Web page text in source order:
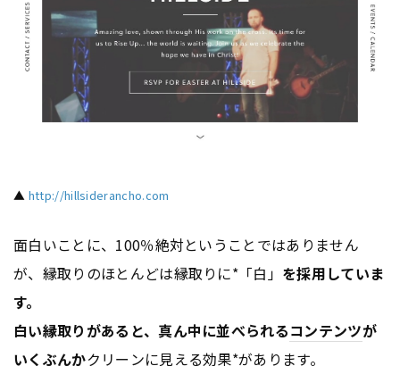
▲ http://hillsiderancho.com
面白いことに、100％絶対ということではありません
が、縁取りのほとんどは縁取りに*「白」 を採用していま
す。
白い縁取りがあると、真ん中に並べられるコンテンツが
いくぶんかクリーンに見える効果*があります。